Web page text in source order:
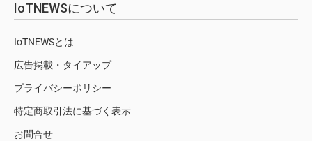
IoTNEWSについて
IoTNEWSとは
広告掲載・タイアップ
プライバシーポリシー
特定商取引法に基づく表示
お問合せ